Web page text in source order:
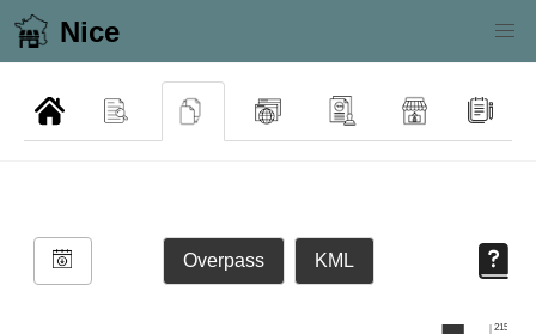
Nice
Overpass KML
215